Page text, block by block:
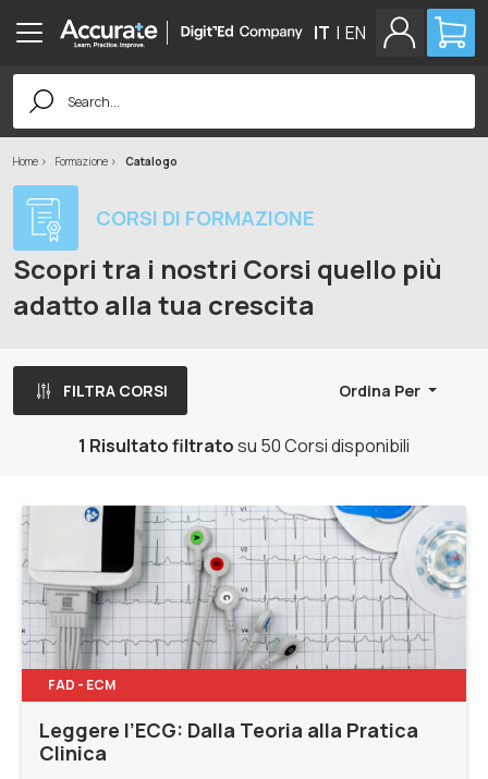
IT | EN
Search
for:
Home Formazione Catalogo
CORSI DI FORMAZIONE
Scopri tra i nostri Corsi quello più
adatto alla tua crescita
FILTRA CORSI Ordina Per
1 Risultato filtratosu 50 Corsi disponibili
FAD - ECM
Leggere l’ECG: Dalla Teoria alla Pratica
Clinica